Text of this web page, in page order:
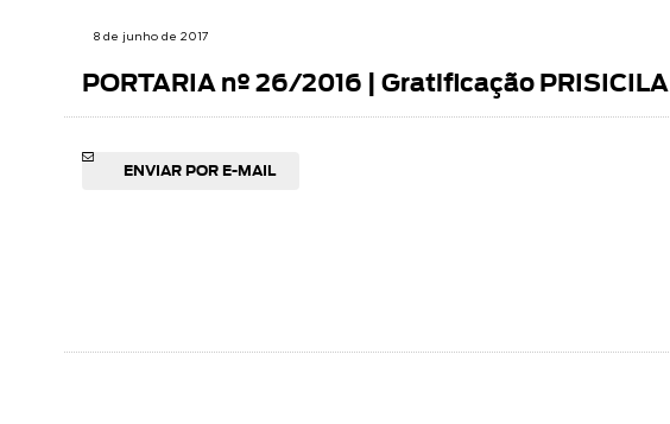
8 de junho de 2017
PORTARIA nº 26/2016 | Gratificação PRISICILA
ENVIAR POR E-MAIL